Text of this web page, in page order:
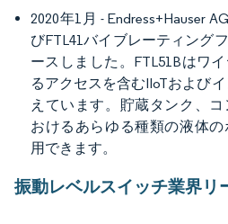
2020年1月 - Endress+Hauser
びFTL41バイブレーティング
ースしました。FTL51Bはワ
るアクセスを含むIIoTおよび
えています。貯蔵タンク、
おけるあらゆる種類の液体
用できます。
振動レベルスイッチ業界リ